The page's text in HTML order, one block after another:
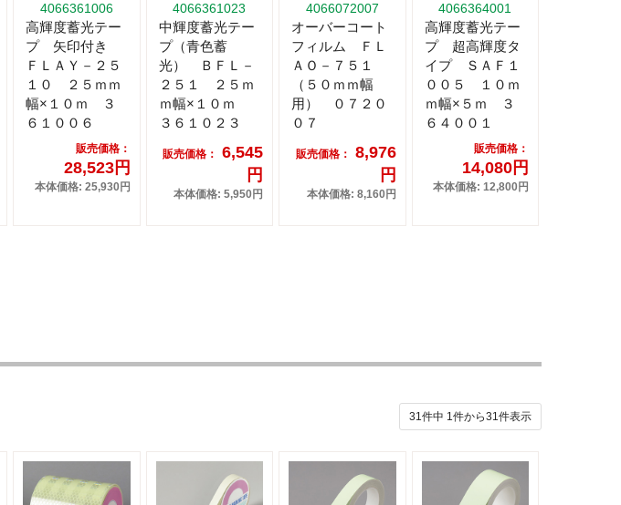
4066361006
高輝度蓄光テー
プ 矢印付き
ＦＬＡＹ－２５
１０ ２５ｍｍ
幅×１０ｍ ３
６１００６
販売価格：
28,523円
本体価格: 25,930円
4066361023
中輝度蓄光テー
プ（青色蓄
光） ＢＦＬ－
２５１ ２５ｍ
ｍ幅×１０ｍ
３６１０２３
販売価格：
6,545
円
本体価格: 5,950円
4066072007
オーバーコート
フィルム ＦＬ
ＡＯ－７５１
（５０ｍｍ幅
用） ０７２０
０７
販売価格：
8,976
円
本体価格: 8,160円
4066364001
高輝度蓄光テー
プ 超高輝度タ
イプ ＳＡＦ１
００５ １０ｍ
ｍ幅×５ｍ ３
６４００１
販売価格：
14,080円
本体価格: 12,800円
31件中 1件から31件表示